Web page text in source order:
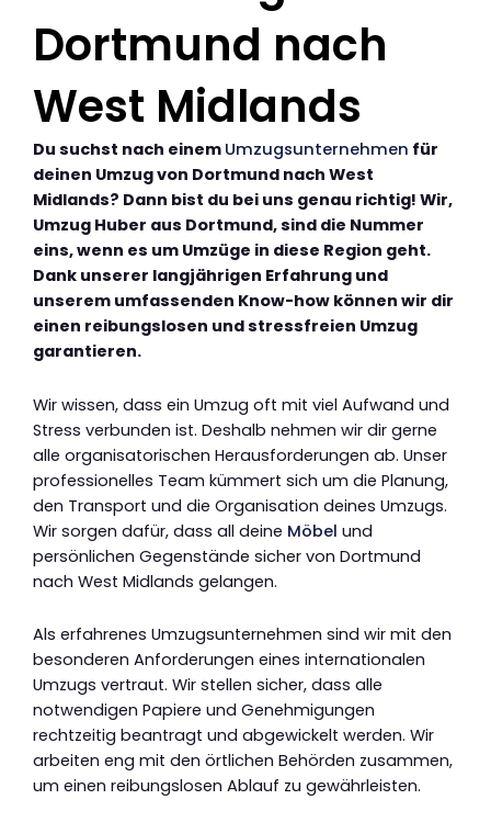
Dortmund nach
West Midlands
Du suchst nach einem Umzugsunternehmen für
deinen Umzug von Dortmund nach West
Midlands? Dann bist du bei uns genau richtig! Wir,
Umzug Huber aus Dortmund, sind die Nummer
eins, wenn es um Umzüge in diese Region geht.
Dank unserer langjährigen Erfahrung und
unserem umfassenden Know-how können wir dir
einen reibungslosen und stressfreien Umzug
garantieren.
Wir wissen, dass ein Umzug oft mit viel Aufwand und
Stress verbunden ist. Deshalb nehmen wir dir gerne
alle organisatorischen Herausforderungen ab. Unser
professionelles Team kümmert sich um die Planung,
den Transport und die Organisation deines Umzugs.
Wir sorgen dafür, dass all deine Möbel und
persönlichen Gegenstände sicher von Dortmund
nach West Midlands gelangen.
Als erfahrenes Umzugsunternehmen sind wir mit den
besonderen Anforderungen eines internationalen
Umzugs vertraut. Wir stellen sicher, dass alle
notwendigen Papiere und Genehmigungen
rechtzeitig beantragt und abgewickelt werden. Wir
arbeiten eng mit den örtlichen Behörden zusammen,
um einen reibungslosen Ablauf zu gewährleisten.